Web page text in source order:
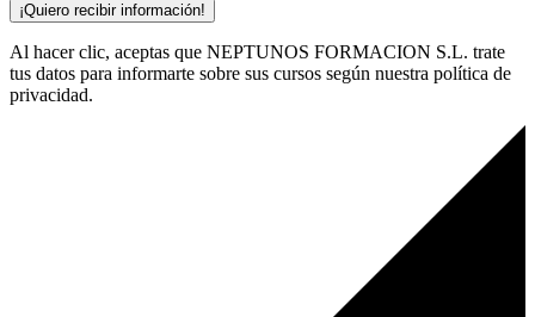
¡Quiero recibir información!
Al hacer clic, aceptas que NEPTUNOS FORMACION S.L. trate
tus datos para informarte sobre sus cursos según nuestra política de
privacidad.